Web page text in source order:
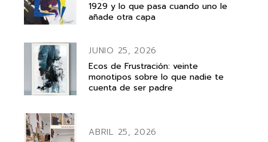
1929 y lo que pasa cuando uno le
añade otra capa
JUNIO 25, 2026
Ecos de Frustración: veinte
monotipos sobre lo que nadie te
cuenta de ser padre
ABRIL 25, 2026